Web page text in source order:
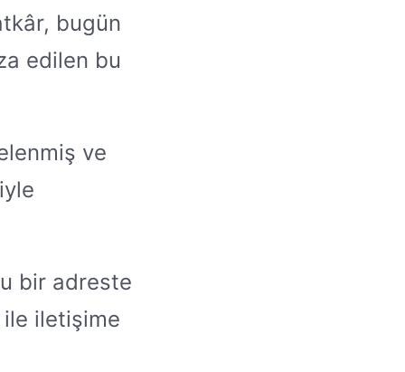
bugün
edilen bu
ve
bir adreste
ile iletişime